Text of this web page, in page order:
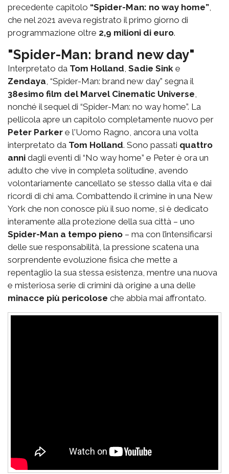
precedente capitolo “Spider-Man: no way home”
che nel 2021 aveva registrato il primo giorno di
programmazione oltre 2,9 milioni di euro.
"Spider-Man: brand new day"
Interpretato da Tom Holland Sadie Sink e
Zendaya , “Spider-Man: brand new day” segna il
38esimo film del Marvel Cinematic Universe
nonché il sequel di “Spider-Man: no way home”. La
pellicola apre un capitolo completamente nuovo per
Peter Parker e l'Uomo Ragno, ancora una volta
interpretato da Tom Holland. Sono passati quattro
anni dagli eventi di “No way home” e Peter è ora un
adulto che vive in completa solitudine, avendo
volontariamente cancellato se stesso dalla vita e dai
ricordi di chi ama. Combattendo il crimine in una New
York che non conosce più il suo nome, si è dedicato
interamente alla protezione della sua città – uno
Spider-Man a tempo pieno – ma con l’intensificarsi
delle sue responsabilità, la pressione scatena una
sorprendente evoluzione fisica che mette a
repentaglio la sua stessa esistenza, mentre una nuova
e misteriosa serie di crimini dà origine a una delle
minacce più pericolose che abbia mai affrontato.